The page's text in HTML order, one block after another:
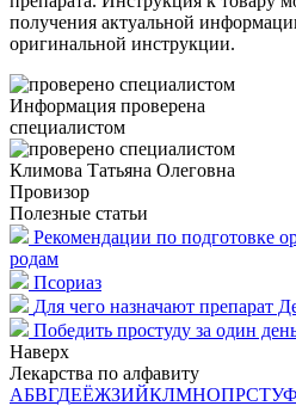
получения актуальной
оригинальной инструкции.
Информация проверена
специалистом
Климова Татьяна Олеговна
Провизор
Полезные статьи
Рекомендации по подготовке
родам
Псориаз
Для чего назначают препарат
Победить простуду за один
Наверх
Лекарства по алфавиту
АБВГДЕЁЖЗИЙКЛМНОПРСТУФ